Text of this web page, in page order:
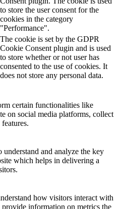
to store the user consent for the
cookies in the category
"Performance".
The cookie is set by the GDPR
Cookie Consent plugin and is used
to store whether or not user has
consented to the use of cookies. It
does not store any personal data.
certain functionalities like
on social media platforms, collect
understand and analyze the key
which helps in delivering a
how visitors interact with
information on metrics the